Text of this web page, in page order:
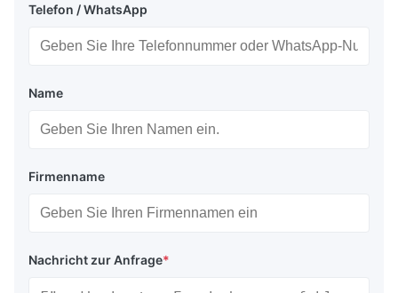
Telefon / WhatsApp
Name
Firmenname
Nachricht zur Anfrage*